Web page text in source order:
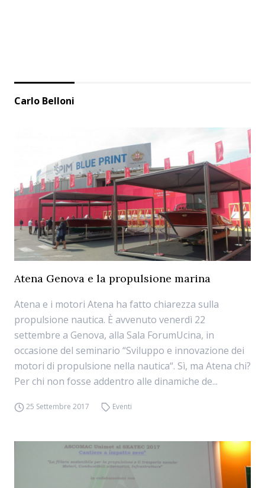
Carlo Belloni
Atena Genova e la propulsione marina
Atena e i motori Atena ha fatto chiarezza sulla
propulsione nautica. È avvenuto venerdì 22
settembre a Genova, alla Sala ForumUcina, in
occasione del seminario “Sviluppo e innovazione dei
motori di propulsione nella nautica“. Sì, ma Atena chi?
Per chi non fosse addentro alle dinamiche de...
25 Settembre 2017 Eventi